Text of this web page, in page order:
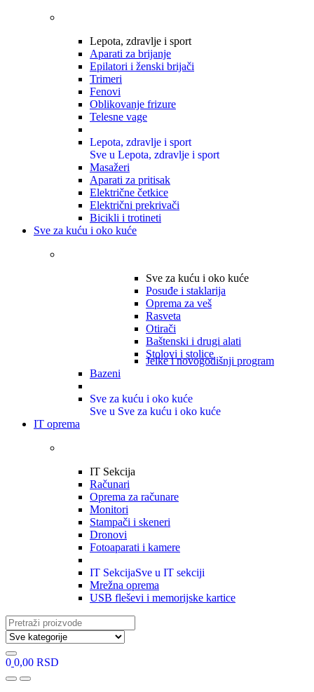
Lepota, zdravlje i sport
Aparati za brijanje
Epilatori i ženski brijači
Trimeri
Fenovi
Oblikovanje frizure
Telesne vage
Lepota, zdravlje i sport
Sve u Lepota, zdravlje i sport
Masažeri
Aparati za pritisak
Električne četkice
Električni prekrivači
Bicikli i trotineti
Sve za kuću i oko kuće
Sve za kuću i oko kuće
Posuđe i staklarija
Oprema za veš
Rasveta
Otirači
Baštenski i drugi alati
Stolovi i stolice
Jelke i novogodišnji program
Bazeni
Sve za kuću i oko kuće
Sve u Sve za kuću i oko kuće
IT oprema
IT Sekcija
Računari
Oprema za računare
Monitori
Stampači i skeneri
Dronovi
Fotoaparati i kamere
IT SekcijaSve u IT sekciji
Mrežna oprema
USB fleševi i memorijske kartice
Search
for:
0 0,00 RSD
OpenClose